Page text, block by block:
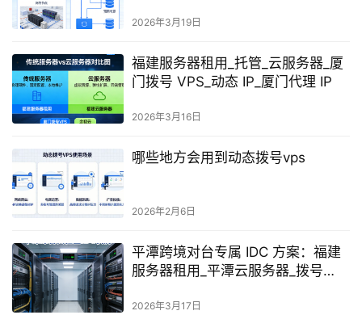
2026年3月19日
福建服务器租用_托管_云服务器_厦
门拨号 VPS_动态 IP_厦门代理 IP
2026年3月16日
哪些地方会用到动态拨号vps
2026年2月6日
平潭跨境对台专属 IDC 方案：福建
服务器租用_平潭云服务器_拨号
2026年3月17日